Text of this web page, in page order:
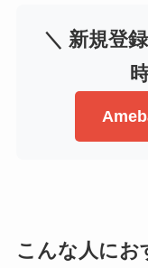
＼ 新規登
こんな人にお